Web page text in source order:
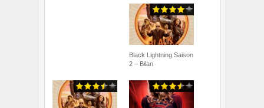
Black Lightning Saison
2 – Bilan